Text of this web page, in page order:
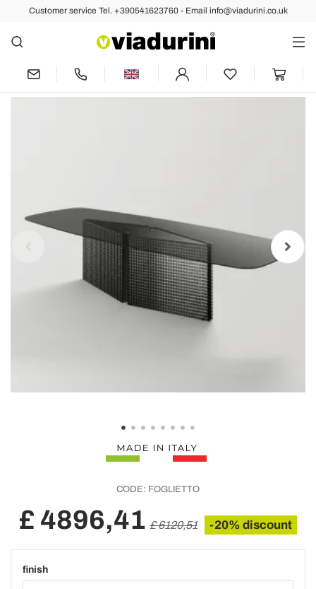
Customer service Tel. +390541623760 - Email info@viadurini.co.uk
Back Previous Next
Table with shaped glass top and fused
glass and metal base - Foglietto
CODE: FOGLIETTO
£ 4896,41 £ 6120,51 -20% discount
finish